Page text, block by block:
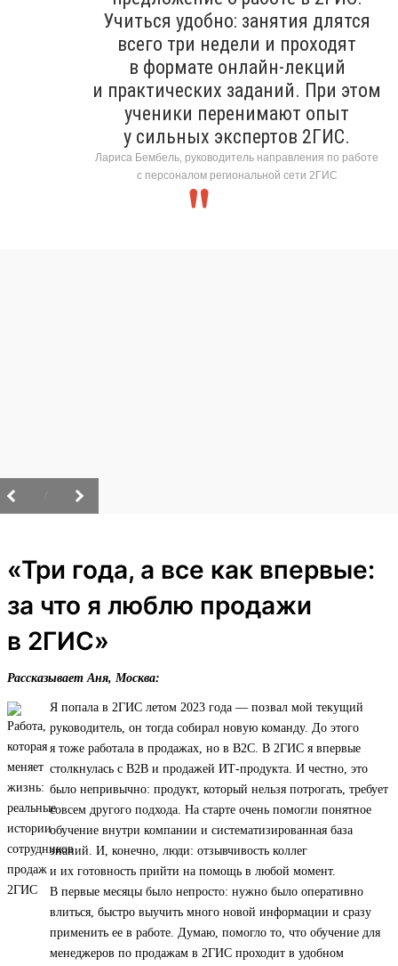
Учиться удобно: занятия длятся
всего три недели и проходят
в формате онлайн-лекций
и практических заданий. При этом
ученики перенимают опыт
у сильных экспертов 2ГИС.
Лариса Бембель, руководитель направления по работе
с персоналом региональной сети 2ГИС
«Три года, а все как впервые:
за что я люблю продажи
в 2ГИС»
Рассказывает Аня, Москва:
Я попала в 2ГИС летом 2023 года — позвал мой текущий
руководитель, он тогда собирал новую команду. До этого
я тоже работала в продажах, но в B2C. В 2ГИС я впервые
столкнулась с B2B и продажей ИТ‑продукта. И честно, это
было непривычно: продукт, который нельзя потрогать, требует
совсем другого подхода. На старте очень помогли понятное
обучение внутри компании и систематизированная база
знаний. И, конечно, люди: отзывчивость коллег
и их готовность прийти на помощь в любой момент.
В первые месяцы было непросто: нужно было оперативно
влиться, быстро выучить много новой информации и сразу
применить ее в работе. Думаю, помогло то, что обучение для
менеджеров по продажам в 2ГИС проходит в удобном